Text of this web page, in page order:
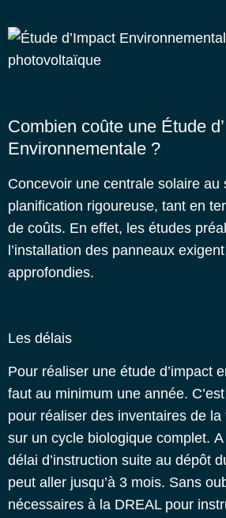
Combien coûte une Étude
Environnementale ?
Concevoir une centrale solaire au
planification rigoureuse, tant en
de coûts. En effet, les études
l’installation des panneaux
approfondies.
Les délais
Pour réaliser une étude d’impact
faut au minimum une année.
pour réaliser des inventaires de
sur un cycle biologique complet. A
délai d’instruction suite au dépôt
peut aller jusqu’à 3 mois. Sans
nécessaires à la DREAL pour